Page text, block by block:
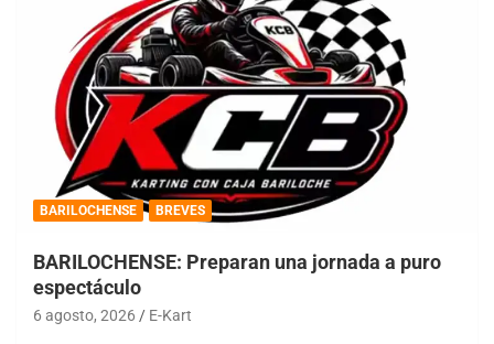
BARILOCHENSE BREVES
BARILOCHENSE: Preparan una jornada a puro
espectáculo
6 agosto, 2026 E-Kart